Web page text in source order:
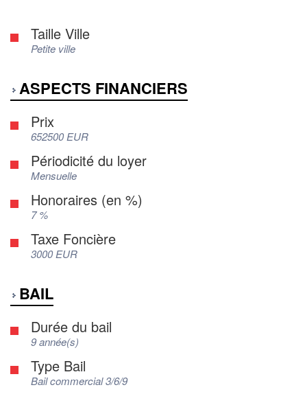
Taille Ville
Petite ville
ASPECTS FINANCIERS
Prix
652500 EUR
Périodicité du loyer
Mensuelle
Honoraires (en %)
7 %
Taxe Foncière
3000 EUR
BAIL
Durée du bail
9 année(s)
Type Bail
Bail commercial 3/6/9